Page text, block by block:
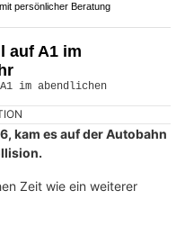
persönlicher Beratung
auf A1 im
kam es auf der Autobahn
Zeit wie ein weiterer